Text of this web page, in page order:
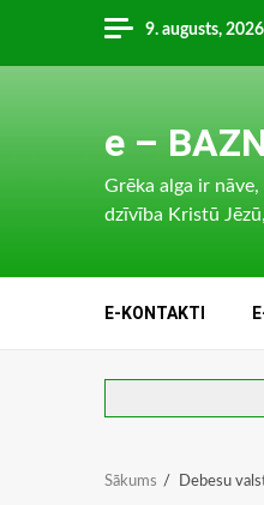
content
9. augusts, 2026
e –
Grēka alga ir
dzīvība Kristū
E-KONTAKTI
Sākums Debesu